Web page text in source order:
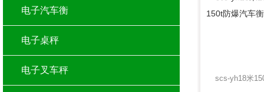
电子汽车衡
电子桌秤
电子叉车秤